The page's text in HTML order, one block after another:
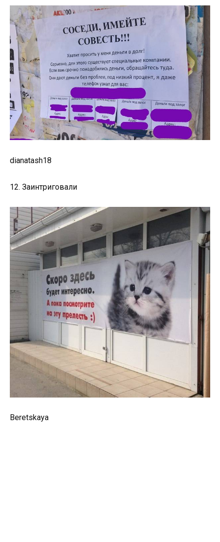
dianatash18
12. Заинтриговали
Beretskaya